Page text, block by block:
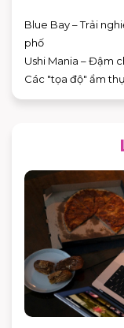
Blue Bay – Trải
phố
Ushi Mania – Đậm
Các "tọa độ" ẩm